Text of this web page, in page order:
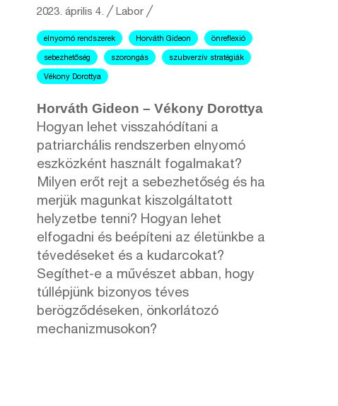
2023. április 4. ╱ Labor ╱
elnyomó rendszerek Horváth Gideon önreflexió
sebezhetőség szorongás szubverzív stratégiák
Vékony Dorottya
Horváth Gideon – Vékony Dorottya
Hogyan lehet visszahódítani a
patriarchális rendszerben elnyomó
eszközként használt fogalmakat?
Milyen erőt rejt a sebezhetőség és ha
merjük magunkat kiszolgáltatott
helyzetbe tenni? Hogyan lehet
elfogadni és beépíteni az életünkbe a
tévedéseket és a kudarcokat?
Segíthet-e a művészet abban, hogy
túllépjünk bizonyos téves
berögződéseken, önkorlátozó
mechanizmusokon?